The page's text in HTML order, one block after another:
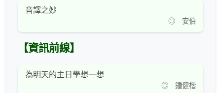
音譯之妙
◎ 安伯
【資訊前線】
為明天的主日學想一想
◎ 鍾健楷